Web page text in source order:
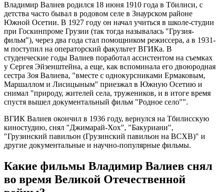
Владимир Валиев родился 18 июня 1910 года в Тбилиси, с
детства часто бывал в родовом селе в Знаурском районе
Южной Осетии. В 1927 году он начал учиться в школе-студии
при Госкинпроме Грузии (так тогда называлась "Грузия-
фильм"), через два года стал помощником режиссера, а в 1931-
м поступил на операторский факультет ВГИКа. В
студенческие годы Валиев поработал ассистентом на съемках
у Сергея Эйзенштейна, а еще, как вспоминала его двоюродная
сестра Зоя Валиева, "вместе с однокурсниками Ермаковым,
Маршаллом и Лисицыным" приезжал в Южную Осетию и
снимал "природу, жителей села, тружеников, и в итоге время
спустя вышел документальный фильм "Родное село"".
ВГИК Валиев окончил в 1936 году, вернулся на Тбилисскую
киностудию, снял "Джимарай-Хох", "Бакуриани",
"Грузинский павильон (Грузинский павильон на ВСХВ)" и
другие документальные и научно-популярные фильмы.
Какие фильмы Владимир Валиев снял
во время Великой Отечественной